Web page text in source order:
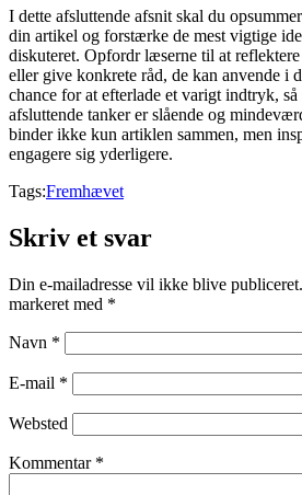
I dette afsluttende afsnit skal du
din artikel og forstærke de mest vigtige
diskuteret. Opfordr læserne til at
eller give konkrete råd, de kan anvende i
chance for at efterlade et varigt indtryk,
afsluttende tanker er slående og
binder ikke kun artiklen sammen, men
engagere sig yderligere.
Tags:Fremhævet
Skriv et svar
Din e-mailadresse vil ikke blive publiceret.
markeret med *
Navn *
E-mail *
Websted
Kommentar *